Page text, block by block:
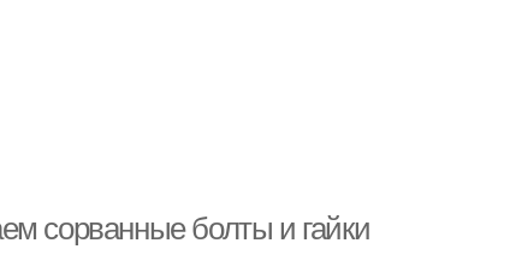
сорванные болты и гайки